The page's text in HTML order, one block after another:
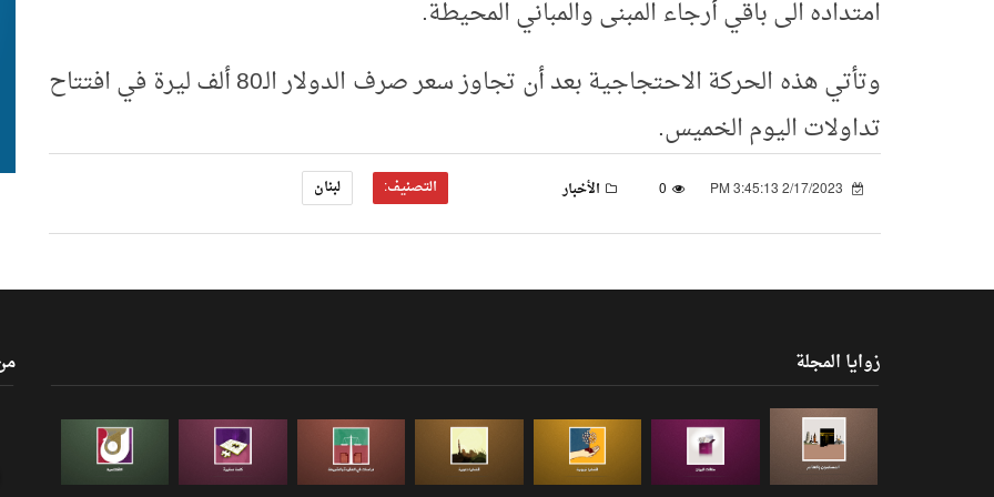
امتداده الى باقي أرجاء المبنى والمباني المحيطة.
وتأتي هذه الحركة الاحتجاجية بعد أن تجاوز سعر صرف الدولار الـ80 ألف ليرة في افتتاح
تداولات اليوم الخميس.
0 الأخبار التصنيف: لبنان
زوايا المجلة